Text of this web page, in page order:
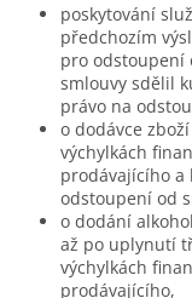
poskytování
předchozím
pro odstoupení
smlouvy sdělil
právo na
o dodávce
výchylkách
prodávajícího
odstoupení od
o dodání
až po uplynutí
výchylkách
prodávajícího,